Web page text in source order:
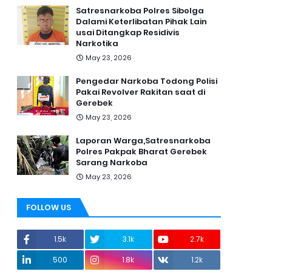
Satresnarkoba Polres Sibolga
Dalami Keterlibatan Pihak Lain
usai Ditangkap Residivis
Narkotika
May 23, 2026
Pengedar Narkoba Todong Polisi
Pakai Revolver Rakitan saat di
Gerebek
May 23, 2026
Laporan Warga,Satresnarkoba
Polres Pakpak Bharat Gerebek
Sarang Narkoba
May 23, 2026
FOLLOW US
1.5k 3.1k
2.7k
500
1.8k 1.2k